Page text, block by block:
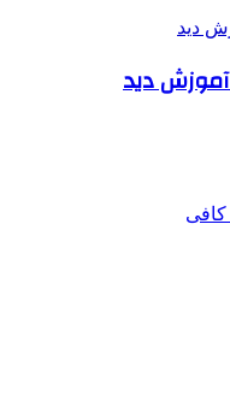
آموزش دید
کافی